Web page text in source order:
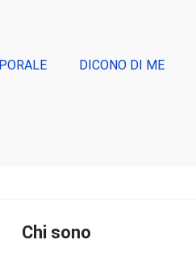
DICONO DI ME
Chi sono